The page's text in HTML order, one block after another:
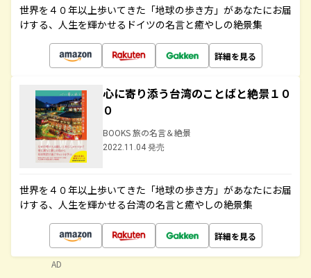
世界を４０年以上歩いてきた「地球の歩き方」があなたにお届
けする、人生を輝かせるドイツの名言と癒やしの絶景集
詳細を見る
心に寄り添う台湾のことばと絶景１０
０
BOOKS 旅の名言＆絶景
2022.11.04 発売
世界を４０年以上歩いてきた「地球の歩き方」があなたにお届
けする、人生を輝かせる台湾の名言と癒やしの絶景集
詳細を見る
AD